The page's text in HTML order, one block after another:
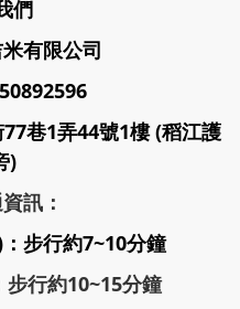
們
有限公司
巷1弄44號1樓 (稻江護
)
訊：
步行約7~10分鐘
行約10~15分鐘